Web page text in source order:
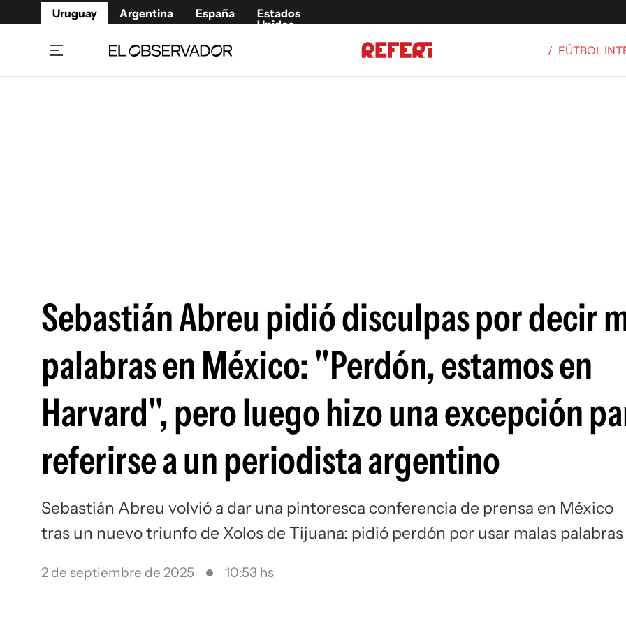
Uruguay Argentina España
Estados
Unidos
/ FÚTBOL
Sebastián Abreu pidió disculpas por decir
palabras en México: "Perdón, estamos en
Harvard", pero luego hizo una excepción
referirse a un periodista argentino
Sebastián Abreu volvió a dar una pintoresca conferencia de prensa en México
tras un nuevo triunfo de Xolos de Tijuana: pidió perdón por usar malas palabras
2 de septiembre de 2025 10:53 hs